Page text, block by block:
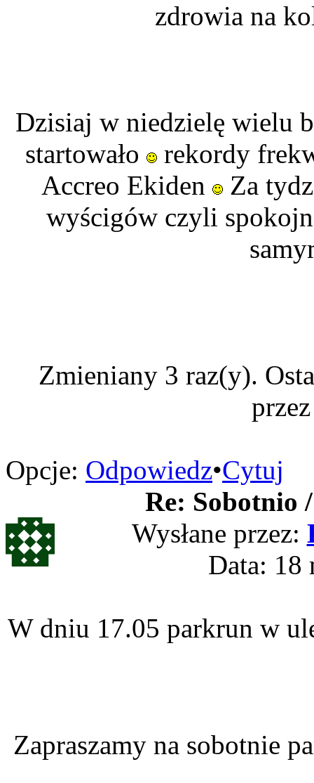
zdrowia na
Dzisiaj w niedzielę wielu
startowało
rekordy
Accreo Ekiden
Za
wyścigów czyli
Zmieniany 3 raz(y).
Opcje: Odpowiedz•Cytuj
Re: Sobotnio
Wysłane przez:
Data: 18
W dniu 17.05 parkrun w
Zapraszamy na sobotnie